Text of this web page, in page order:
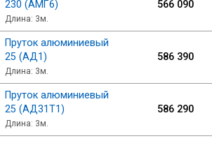
230 (АМГ6)
Длина: 3м.
566 090
Пруток алюминиевый
25 (АД1)
Длина: 3м.
586 390
Пруток алюминиевый
25 (АД31Т1)
Длина: 3м.
586 290